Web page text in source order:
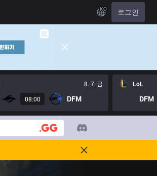
KO 로그인
8. 7. 금
08:00 DFM
LoL
DFM